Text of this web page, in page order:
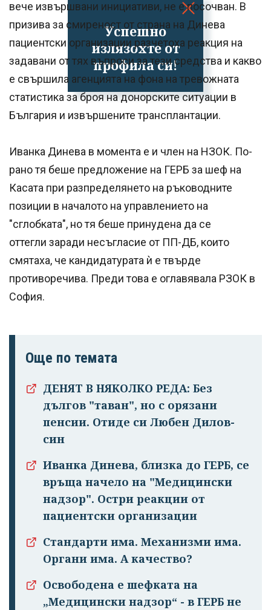
Успешно
излязохте от
профила си!
вече извършвани инициативи, не е посочван. В
призива за смиреност от страна на Динева
пациентски организации разчетоха реакция на
задавани от тях въпроси за тези средства и какво
е свършила агенцията на фона на тревожната
статистика за броя на донорските ситуации в
България и извършените трансплантации.
Иванка Динева в момента е и член на НЗОК. По-
рано тя беше предложение на ГЕРБ за шеф на
Касата при разпределянето на ръководните
позиции в началото на управлението на
"сглобката", но тя беше принудена да се
оттегли заради несъгласие от ПП-ДБ, които
смятаха, че кандидатурата ѝ е твърде
противоречива. Преди това е оглавявала РЗОК в
София.
Още по темата
ДЕНЯТ В НЯКОЛКО РЕДА: Без
дългов "таван", но с орязани
пенсии. Отиде си Любен Дилов-
син
Иванка Динева, близка до ГЕРБ, се
връща начело на "Медицински
надзор". Остри реакции от
пациентски организации
Стандарти има. Механизми има.
Органи има. А качество?
Освободена е шефката на
„Медицински надзор“ - в ГЕРБ не